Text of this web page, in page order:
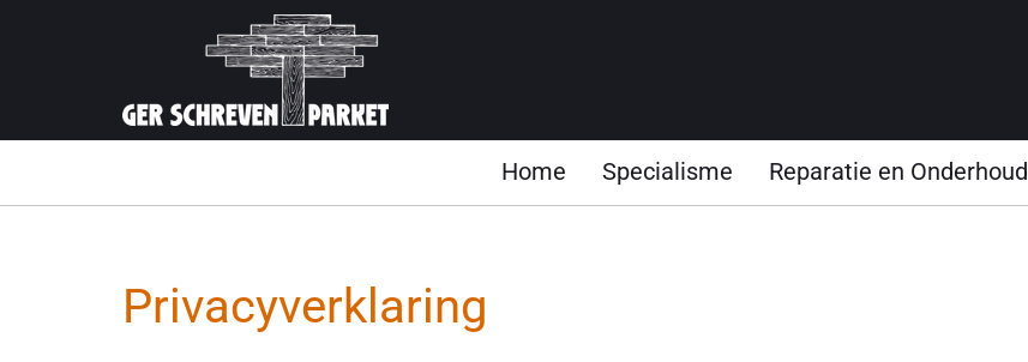
Home Specialisme Reparatie en Onderhoud
Privacyverklaring